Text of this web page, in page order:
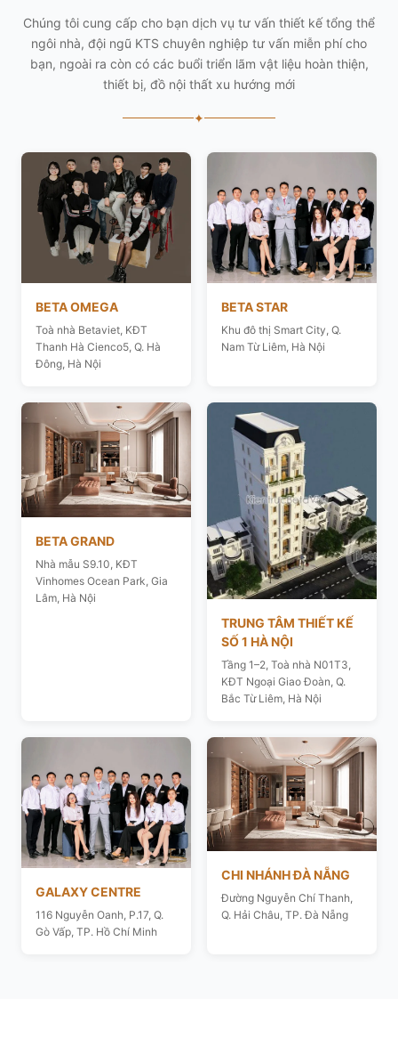
Chúng tôi cung cấp cho bạn dịch vụ tư vấn thiết kế tổng thể
ngôi nhà, đội ngũ KTS chuyên nghiệp tư vấn miễn phí cho
bạn, ngoài ra còn có các buổi triển lãm vật liệu hoàn thiện,
thiết bị, đồ nội thất xu hướng mới
✦
BETA OMEGA
Toà nhà Betaviet, KĐT
Thanh Hà Cienco5, Q. Hà
Đông, Hà Nội
BETA STAR
Khu đô thị Smart City, Q.
Nam Từ Liêm, Hà Nội
BETA GRAND
Nhà mẫu S9.10, KĐT
Vinhomes Ocean Park, Gia
Lâm, Hà Nội
TRUNG TÂM THIẾT KẾ
SỐ 1 HÀ NỘI
Tầng 1–2, Toà nhà N01T3,
KĐT Ngoại Giao Đoàn, Q.
Bắc Từ Liêm, Hà Nội
GALAXY CENTRE
116 Nguyễn Oanh, P.17, Q.
Gò Vấp, TP. Hồ Chí Minh
CHI NHÁNH ĐÀ NẴNG
Đường Nguyễn Chí Thanh,
Q. Hải Châu, TP. Đà Nẵng